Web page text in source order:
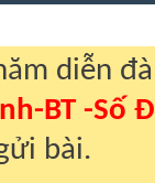
diễn
BT -Số
bài.